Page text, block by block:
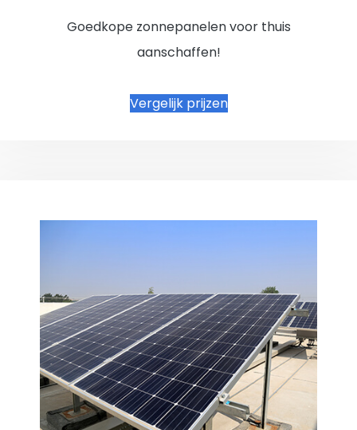
Goedkope zonnepanelen voor thuis
aanschaffen!
Vergelijk prijzen